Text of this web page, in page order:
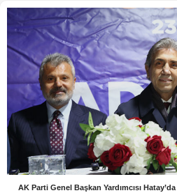
AK Parti Genel Başkan Yardımcısı Hatay’da